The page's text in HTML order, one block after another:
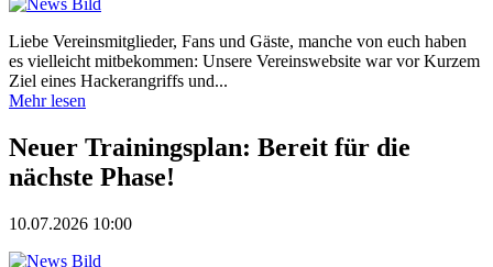
Liebe Vereinsmitglieder, Fans und Gäste, manche von euch haben
es vielleicht mitbekommen: Unsere Vereinswebsite war vor Kurzem
Ziel eines Hackerangriffs und...
Mehr lesen
Neuer Trainingsplan: Bereit für die
nächste Phase!
10.07.2026 10:00